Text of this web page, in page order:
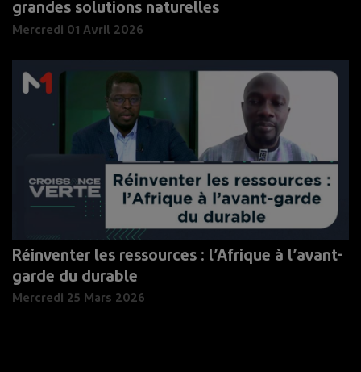
grandes solutions naturelles
Mercredi 01 Avril 2026
Réinventer les ressources : l’Afrique à l’avant-
garde du durable
Mercredi 25 Mars 2026